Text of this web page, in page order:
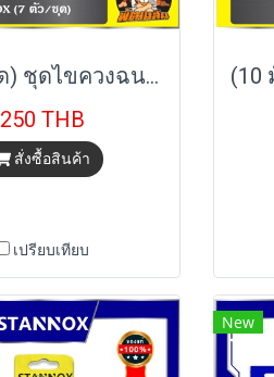
(7 ตัว/ชุด) ชุดไขควงฉนวนกันไฟฟ้า STANNOX
250 THB
สั่งซื้อสินค้า
เปรียบเทียบ
New